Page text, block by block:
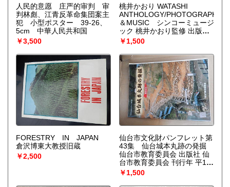
人民的意愿 庄严的审判 审
判林彪、江青反革命集団案主
犯 小型ポスター 39-26、
5cm 中華人民共和国
￥3,500
桃井かおり WATASHI
ANTHOLOGY/PHOTOGRAPHS
＆MUSIC シンコーミュージ
ック 桃井かおり監修 出版社
新興楽譜出版社 刊行年 昭和
54年初版 A4版
￥1,500
FORESTRY IN JAPAN
倉沢博東大教授旧蔵
￥2,500
仙台市文化財パンフレット第
43集 仙台城本丸跡の発掘
仙台市教育委員会 出版社 仙
台市教育委員会 刊行年 平12
￥1,500